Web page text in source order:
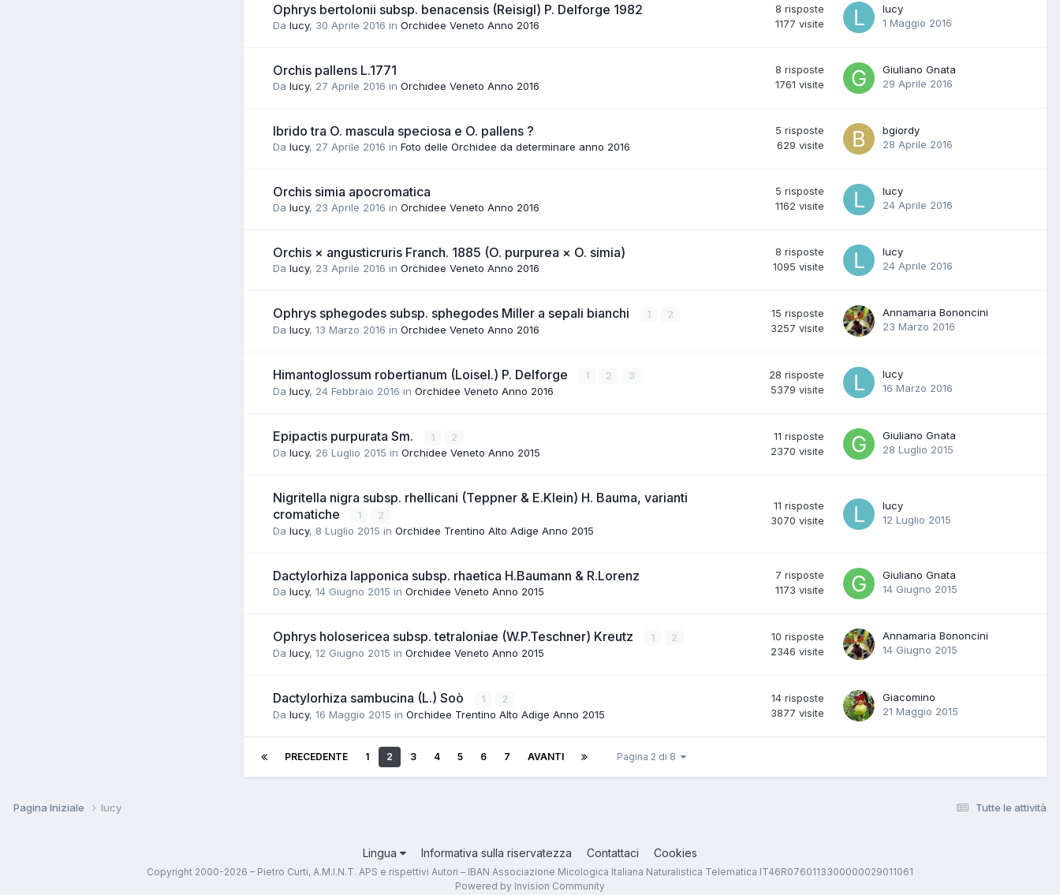
Ophrys bertolonii subsp. benacensis (Reisigl) P. Delforge 1982
Da lucy, 30 Aprile 2016 in Orchidee Veneto Anno 2016
8 risposte
1177 visite
lucy
1 Maggio 2016
Orchis pallens L.1771
Da lucy, 27 Aprile 2016 in Orchidee Veneto Anno 2016
8 risposte
1761 visite
Giuliano Gnata
29 Aprile 2016
Ibrido tra O. mascula speciosa e O. pallens ?
Da lucy, 27 Aprile 2016 in Foto delle Orchidee da determinare anno 2016
5 risposte
629 visite
bgiordy
28 Aprile 2016
Orchis simia apocromatica
Da lucy, 23 Aprile 2016 in Orchidee Veneto Anno 2016
5 risposte
1162 visite
lucy
24 Aprile 2016
Orchis × angusticruris Franch. 1885 (O. purpurea × O. simia)
Da lucy, 23 Aprile 2016 in Orchidee Veneto Anno 2016
8 risposte
1095 visite
lucy
24 Aprile 2016
Ophrys sphegodes subsp. sphegodes Miller a sepali bianchi 1 2
Da lucy, 13 Marzo 2016 in Orchidee Veneto Anno 2016
15 risposte
3257 visite
Annamaria Bononcini
23 Marzo 2016
Himantoglossum robertianum (Loisel.) P. Delforge 1 2 3
Da lucy, 24 Febbraio 2016 in Orchidee Veneto Anno 2016
28 risposte
5379 visite
lucy
16 Marzo 2016
Epipactis purpurata Sm. 1 2
Da lucy, 26 Luglio 2015 in Orchidee Veneto Anno 2015
11 risposte
2370 visite
Giuliano Gnata
28 Luglio 2015
Nigritella nigra subsp. rhellicani (Teppner & E.Klein) H. Bauma, varianti
cromatiche
1 2
Da lucy, 8 Luglio 2015 in Orchidee Trentino Alto Adige Anno 2015
11 risposte
3070 visite
lucy
12 Luglio 2015
Dactylorhiza lapponica subsp. rhaetica H.Baumann & R.Lorenz
Da lucy, 14 Giugno 2015 in Orchidee Veneto Anno 2015
7 risposte
1173 visite
Giuliano Gnata
14 Giugno 2015
Ophrys holosericea subsp. tetraloniae (W.P.Teschner) Kreutz 1 2
Da lucy, 12 Giugno 2015 in Orchidee Veneto Anno 2015
10 risposte
2346 visite
Annamaria Bononcini
14 Giugno 2015
Dactylorhiza sambucina (L.) Soò 1 2
Da lucy, 16 Maggio 2015 in Orchidee Trentino Alto Adige Anno 2015
14 risposte
3877 visite
Giacomino
21 Maggio 2015
PRECEDENTE 1 2 3 4 5 6 7 AVANTI Pagina 2 di 8
Tutte le attività
Pagina Iniziale lucy
Lingua Informativa sulla riservatezza Contattaci Cookies
Copyright 2000-2026 – Pietro Curti, A.M.I.N.T. APS e rispettivi Autori – IBAN Associazione Micologica Italiana Naturalistica Telematica IT46R0760113300000029011061
Powered by Invision Community